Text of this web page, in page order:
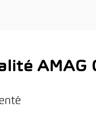
AMAG